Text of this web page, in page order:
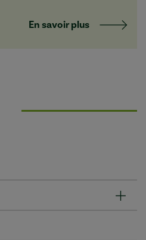
En savoir plus